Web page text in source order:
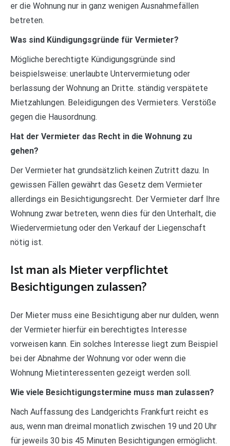
er die Wohnung nur in ganz wenigen Ausnahmefällen
betreten.
Was sind Kündigungsgründe für Vermieter?
Mögliche berechtigte Kündigungsgründe sind
beispielsweise: unerlaubte Untervermietung oder
berlassung der Wohnung an Dritte. ständig verspätete
Mietzahlungen. Beleidigungen des Vermieters. Verstöße
gegen die Hausordnung.
Hat der Vermieter das Recht in die Wohnung zu
gehen?
Der Vermieter hat grundsätzlich keinen Zutritt dazu. In
gewissen Fällen gewährt das Gesetz dem Vermieter
allerdings ein Besichtigungsrecht. Der Vermieter darf Ihre
Wohnung zwar betreten, wenn dies für den Unterhalt, die
Wiedervermietung oder den Verkauf der Liegenschaft
nötig ist.
Ist man als Mieter verpflichtet
Besichtigungen zulassen?
Der Mieter muss eine Besichtigung aber nur dulden, wenn
der Vermieter hierfür ein berechtigtes Interesse
vorweisen kann. Ein solches Interesse liegt zum Beispiel
bei der Abnahme der Wohnung vor oder wenn die
Wohnung Mietinteressenten gezeigt werden soll.
Wie viele Besichtigungstermine muss man zulassen?
Nach Auffassung des Landgerichts Frankfurt reicht es
aus, wenn man dreimal monatlich zwischen 19 und 20 Uhr
für jeweils 30 bis 45 Minuten Besichtigungen ermöglicht.